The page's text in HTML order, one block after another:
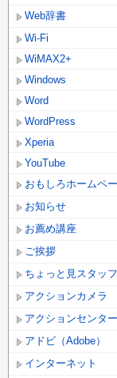
Web辞書
Wi-Fi
WiMAX2+
Windows
Word
WordPress
Xperia
YouTube
おもしろホームペ
お知らせ
お薦め講座
ご挨拶
ちょっと見スタッ
アクションカメラ
アクションセンター
アドビ（Adobe）
インターネット